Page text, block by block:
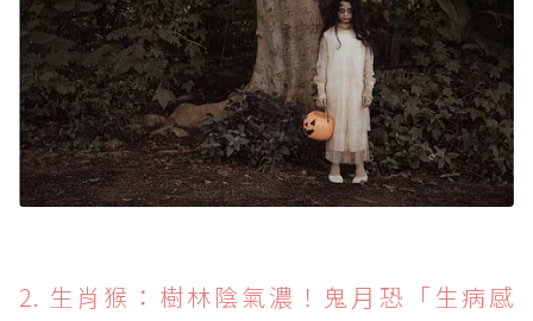
2. 生肖猴：樹林陰氣濃！鬼月恐「生病感